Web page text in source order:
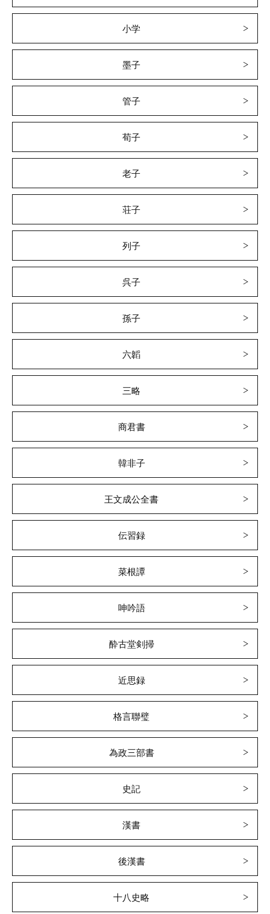
小学
墨子
管子
荀子
老子
荘子
列子
呉子
孫子
六韜
三略
商君書
韓非子
王文成公全書
伝習録
菜根譚
呻吟語
酔古堂剣掃
近思録
格言聯璧
為政三部書
史記
漢書
後漢書
十八史略